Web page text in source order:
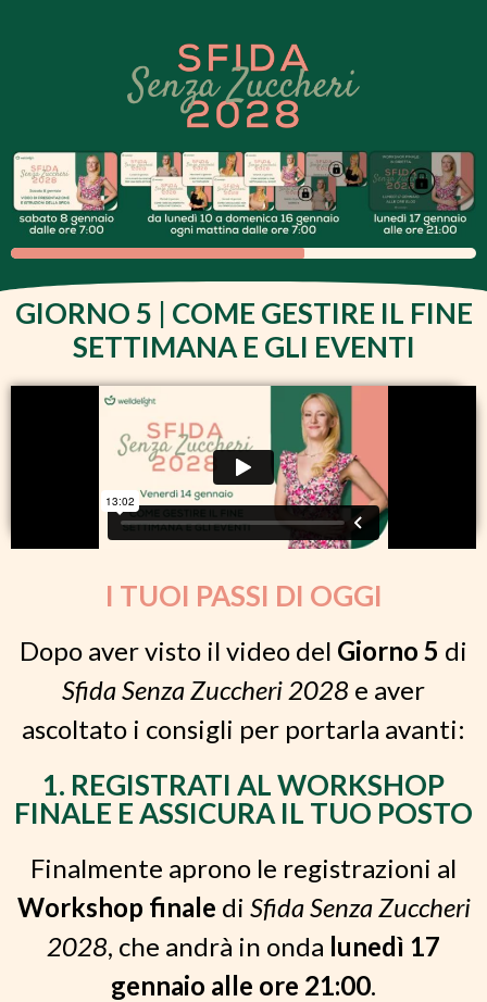
GIORNO 5 | COME GESTIRE IL FINE
SETTIMANA E GLI EVENTI
I TUOI PASSI DI OGGI
Dopo aver visto il video del Giorno 5 di
Sfida Senza Zuccheri 2028 e aver
ascoltato i consigli per portarla avanti:
1. REGISTRATI AL WORKSHOP
FINALE E ASSICURA IL TUO POSTO
Finalmente aprono le registrazioni al
Workshop finale di Sfida Senza Zuccheri
2028, che andrà in onda lunedì 17
gennaio alle ore 21:00.